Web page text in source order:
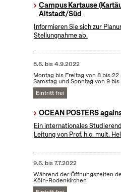
Campus Kartause
Altstadt/Süd
Informieren Sie sich zur
Stellungnahme ab.
8.6. bis4.9.2022
Montag bis Freitag von 8 bis 22
Samstag und Sonntag von 9 bis
Eintritt frei
OCEAN POSTERS
Ein internationales
Leitung von Prof. h.c. mult.
9.6. bis7.7.2022
Während der Öffnungszeiten
Köln-Rodenkirchen